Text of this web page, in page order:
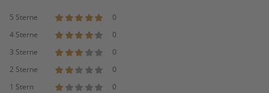
5 Sterne
0
4 Sterne
0
3 Sterne
0
2 Sterne
0
1 Stern
0